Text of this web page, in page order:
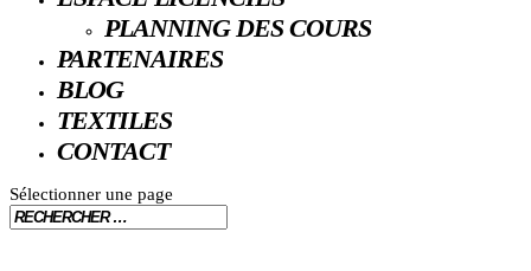
PLANNING DES COURS
PARTENAIRES
BLOG
TEXTILES
CONTACT
Sélectionner une page